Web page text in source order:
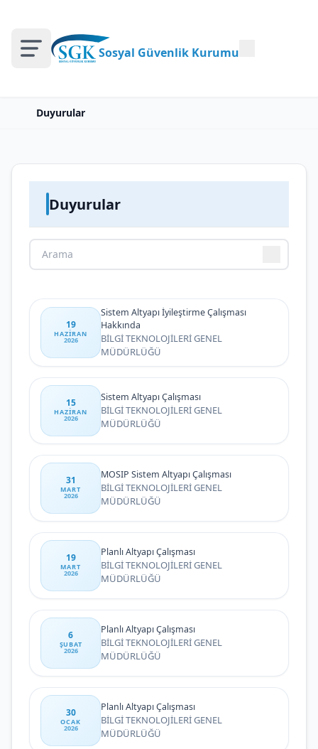
Sosyal Güvenlik Kurumu
Duyurular
Duyurular
19
HAZIRAN
2026
Sistem Altyapı İyileştirme Çalışması
Hakkında
BİLGİ TEKNOLOJİLERİ GENEL
MÜDÜRLÜĞÜ
15
HAZIRAN
2026
Sistem Altyapı Çalışması
BİLGİ TEKNOLOJİLERİ GENEL
MÜDÜRLÜĞÜ
31
MART
2026
MOSIP Sistem Altyapı Çalışması
BİLGİ TEKNOLOJİLERİ GENEL
MÜDÜRLÜĞÜ
19
MART
2026
Planlı Altyapı Çalışması
BİLGİ TEKNOLOJİLERİ GENEL
MÜDÜRLÜĞÜ
6
ŞUBAT
2026
Planlı Altyapı Çalışması
BİLGİ TEKNOLOJİLERİ GENEL
MÜDÜRLÜĞÜ
30
OCAK
2026
Planlı Altyapı Çalışması
BİLGİ TEKNOLOJİLERİ GENEL
MÜDÜRLÜĞÜ